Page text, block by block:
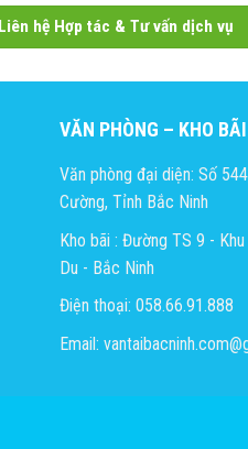
Liên hệ Hợp tác & Tư vấn dịch vụ
VĂN PHÒNG – KHO BÃI
Văn phòng đại diện: Số
Cường, Tỉnh Bắc Ninh
Kho bãi : Đường TS 9 -
Du - Bắc Ninh
Điện thoại: 058.66.91.888
Email: